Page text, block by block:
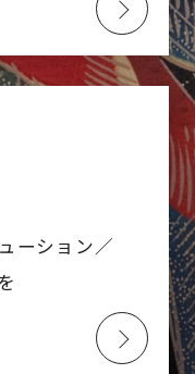
ーション／